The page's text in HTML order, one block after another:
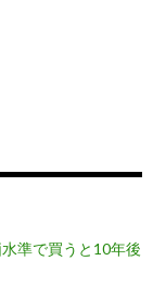
準で買うと10年後